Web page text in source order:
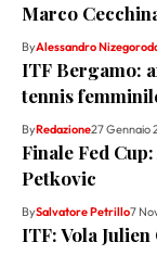
Marco
ByAlessandro
ITF Bergamo:
tennis
ByRedazione27 Gennaio
Finale Fed
Petkovic
BySalvatore Petrillo7
ITF: Vola